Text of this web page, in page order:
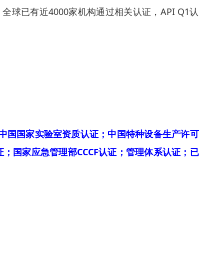
球已有近4000家机构通过相关认证，API Q1
国国家实验室资质认证；中国特种设备生产许
国家应急管理部CCCF认证；管理体系认证；